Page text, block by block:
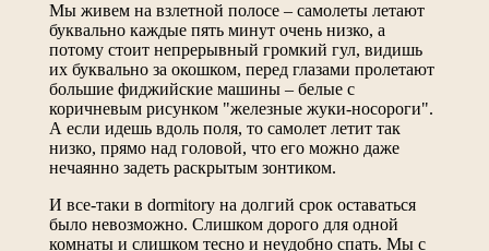
Мы живем на взлетной полосе – самолеты летают
буквально каждые пять минут очень низко, а
потому стоит непрерывный громкий гул, видишь
их буквально за окошком, перед глазами пролетают
большие фиджийские машины – белые с
коричневым рисунком "железные жуки-носороги".
А если идешь вдоль поля, то самолет летит так
низко, прямо над головой, что его можно даже
нечаянно задеть раскрытым зонтиком.
И все-таки в dormitory на долгий срок оставаться
было невозможно. Слишком дорого для одной
комнаты и слишком тесно и неудобно спать. Мы с